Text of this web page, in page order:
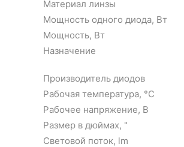
Материал линзы
Мощность одного диода, Вт
Мощность, Вт
Назначение
Производитель диодов
Рабочая температура, °С
Рабочее напряжение, В
Размер в дюймах, "
Световой поток, lm